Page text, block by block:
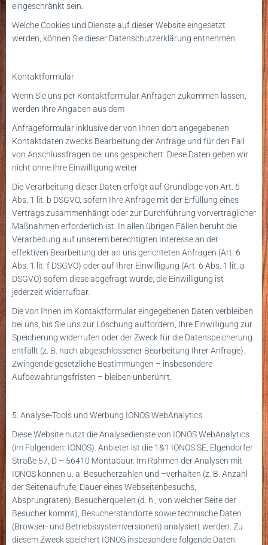
eingeschränkt sein.
Welche Cookies und Dienste auf dieser Website eingesetzt
werden, können Sie dieser Datenschutzerklärung entnehmen.
Kontaktformular
Wenn Sie uns per Kontaktformular Anfragen zukommen lassen,
werden Ihre Angaben aus dem
Anfrageformular inklusive der von Ihnen dort angegebenen
Kontaktdaten zwecks Bearbeitung der Anfrage und für den Fall
von Anschlussfragen bei uns gespeichert. Diese Daten geben wir
nicht ohne Ihre Einwilligung weiter.
Die Verarbeitung dieser Daten erfolgt auf Grundlage von Art. 6
Abs. 1 lit. b DSGVO, sofern Ihre Anfrage mit der Erfüllung eines
Vertrags zusammenhängt oder zur Durchführung vorvertraglicher
Maßnahmen erforderlich ist. In allen übrigen Fällen beruht die
Verarbeitung auf unserem berechtigten Interesse an der
effektiven Bearbeitung der an uns gerichteten Anfragen (Art. 6
Abs. 1 lit. f DSGVO) oder auf Ihrer Einwilligung (Art. 6 Abs. 1 lit. a
DSGVO) sofern diese abgefragt wurde; die Einwilligung ist
jederzeit widerrufbar.
Die von Ihnen im Kontaktformular eingegebenen Daten verbleiben
bei uns, bis Sie uns zur Löschung auffordern, Ihre Einwilligung zur
Speicherung widerrufen oder der Zweck für die Datenspeicherung
entfällt (z. B. nach abgeschlossener Bearbeitung Ihrer Anfrage).
Zwingende gesetzliche Bestimmungen – insbesondere
Aufbewahrungsfristen – bleiben unberührt.
5. Analyse-Tools und Werbung IONOS WebAnalytics
Diese Website nutzt die Analysedienste von IONOS WebAnalytics
(im Folgenden: IONOS). Anbieter ist die 1&1 IONOS SE, Elgendorfer
Straße 57, D – 56410 Montabaur. Im Rahmen der Analysen mit
IONOS können u. a. Besucherzahlen und –verhalten (z. B. Anzahl
der Seitenaufrufe, Dauer eines Webseitenbesuchs,
Absprungraten), Besucherquellen (d. h., von welcher Seite der
Besucher kommt), Besucherstandorte sowie technische Daten
(Browser- und Betriebssystemversionen) analysiert werden. Zu
diesem Zweck speichert IONOS insbesondere folgende Daten: